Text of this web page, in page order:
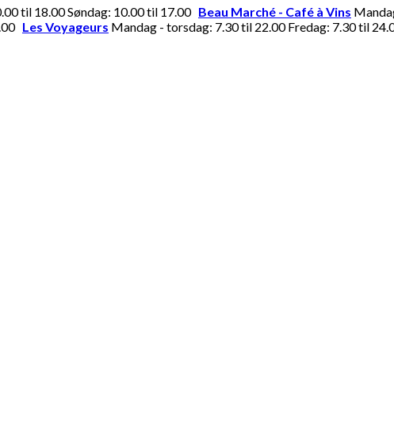
til 18.00 Søndag: 10.00 til 17.00 Beau Marché - Café à Vins
Les Voyageurs Mandag - torsdag: 7.30 til 22.00 Fredag: 7.30 til